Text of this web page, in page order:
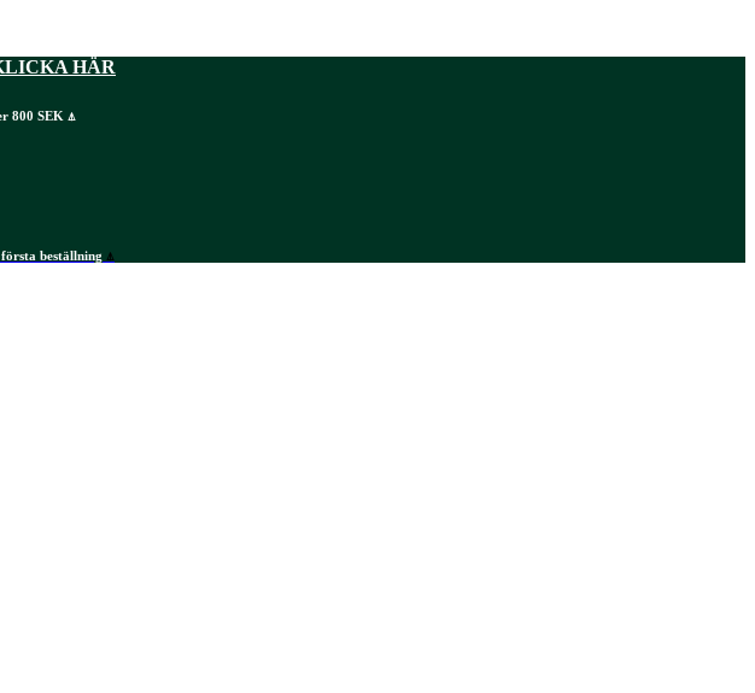
HÄR
800 SEK ⍋
beställning ⍋